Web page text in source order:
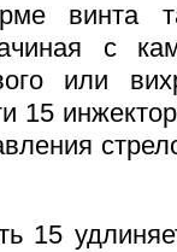
винта
с
или
15
15